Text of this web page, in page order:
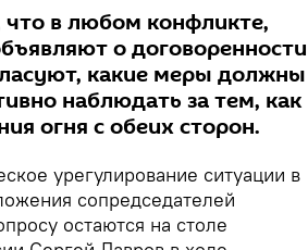
в любом конфликте,
о договоренности
какие меры должны
наблюдать за тем, как
огня с обеих сторон.
урегулирование ситуации в
сопредседателей
остаются на столе